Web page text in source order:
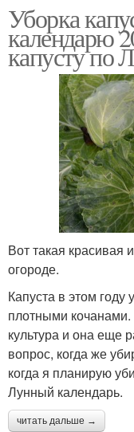
Уборка
календарю
капусту по
Вот такая красивая
огороде.
Капуста в этом
плотными
культура и она еще
вопрос, когда же
когда я планирую
Лунный календарь.
читать дальше →